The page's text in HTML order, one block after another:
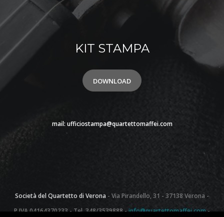
KIT STAMPA
DOWNLOAD
mail: ufficiostampa@quartettomaffei.com
Società del Quartetto di Verona - Via Pirandello, 31 - 37138 Verona -
P.IVA 04164370233 - Tel. 348/3539888 -info@quartettomaffei.com-